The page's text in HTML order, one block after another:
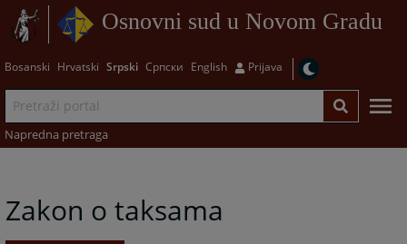
Osnovni sud u Novom Gradu
Bosanski Hrvatski Srpski Српски English Prijava
Napredna pretraga
Zakon o taksama